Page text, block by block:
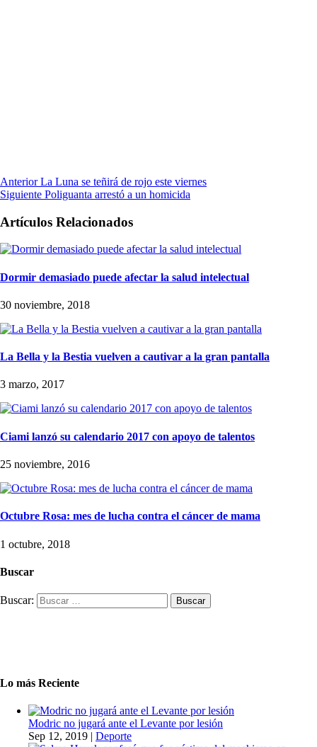
Anterior La Luna se teñirá de rojo este viernes
Siguiente Poliguanta arrestó a un homicida
Artículos Relacionados
Dormir demasiado puede afectar la salud intelectual
30 noviembre, 2018
La Bella y la Bestia vuelven a cautivar a la gran pantalla
3 marzo, 2017
Ciami lanzó su calendario 2017 con apoyo de talentos
25 noviembre, 2016
Octubre Rosa: mes de lucha contra el cáncer de mama
1 octubre, 2018
Buscar
Buscar:
Lo más Reciente
Modric no jugará ante el Levante por lesión
Sep 12, 2019 | Deporte